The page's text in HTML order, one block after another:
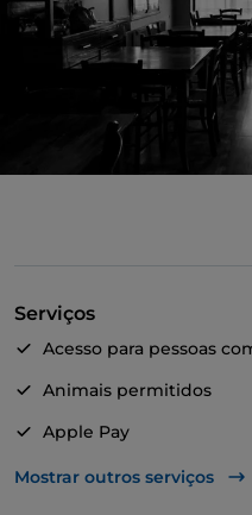
Serviços
Acesso para pessoas
Animais permitidos
Apple Pay
Multibanco
Mostrar outros serviços